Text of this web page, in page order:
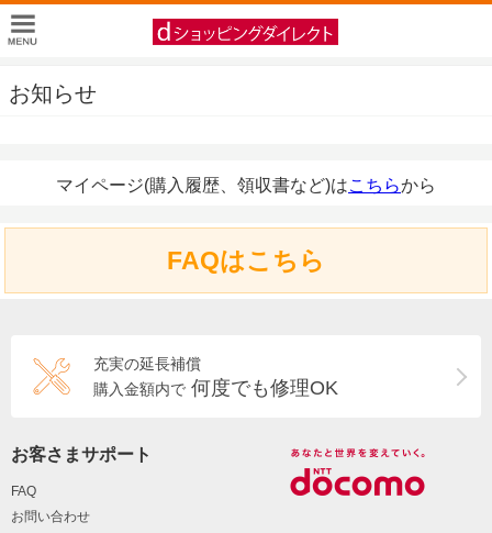
お知らせ
マイページ(購入履歴、領収書など)はこちらから
FAQはこちら
充実の延長補償
購入金額内で 何度でも修理OK
お客さまサポート
FAQ
お問い合わせ